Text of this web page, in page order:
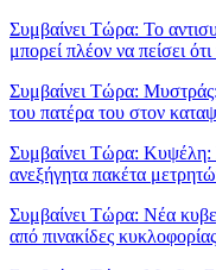
Συμβαίνει Τώρα: Το
μπορεί πλέον να πείσει
Συμβαίνει Τώρα: Μυστράς:
του πατέρα του στον
Συμβαίνει Τώρα: Κυψέλη:
ανεξήγητα πακέτα
Συμβαίνει Τώρα: Νέα
από πινακίδες κυκλοφορίας